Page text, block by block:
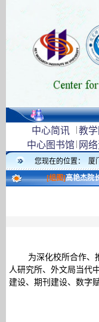
中心简讯 |教
中心图书馆 | 网
您现在的位置： 厦
[组图]高艳杰院
为深化校所合作、
人研究所、外文局当代
建设、期刊建设、数字